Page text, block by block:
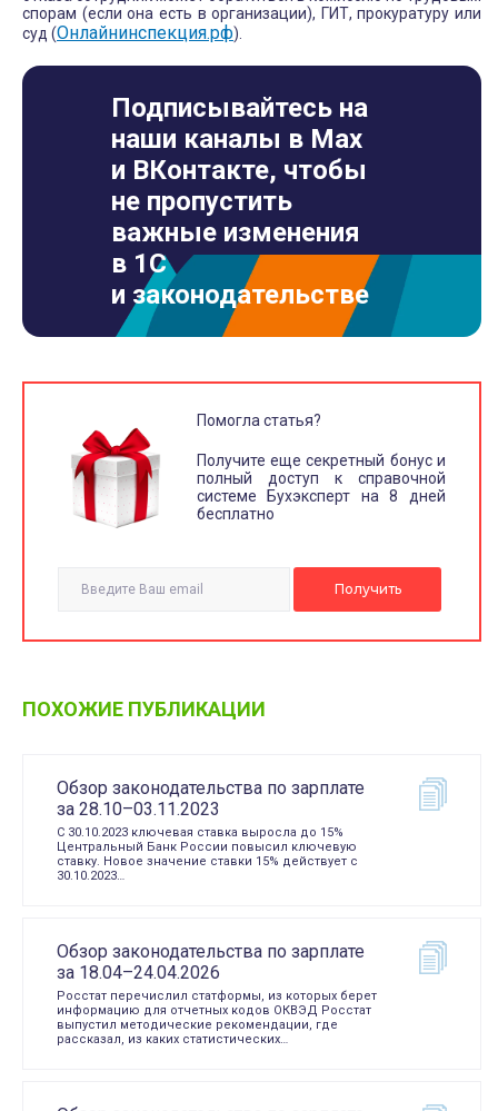
спорам (если она есть в организации), ГИТ, прокуратуру или
суд (Онлайнинспекция.рф).
Подписывайтесь на
наши каналы в Max
и ВКонтакте, чтобы
не пропустить
важные изменения
в 1С
и законодательстве
Помогла статья?
Получите еще секретный бонус и
полный доступ к справочной
системе Бухэксперт на 8 дней
бесплатно
ПОХОЖИЕ ПУБЛИКАЦИИ
Обзор законодательства по зарплате
за 28.10–03.11.2023
С 30.10.2023 ключевая ставка выросла до 15%
Центральный Банк России повысил ключевую
ставку. Новое значение ставки 15% действует с
30.10.2023…
Обзор законодательства по зарплате
за 18.04–24.04.2026
Росстат перечислил статформы, из которых берет
информацию для отчетных кодов ОКВЭД Росстат
выпустил методические рекомендации, где
рассказал, из каких статистических…